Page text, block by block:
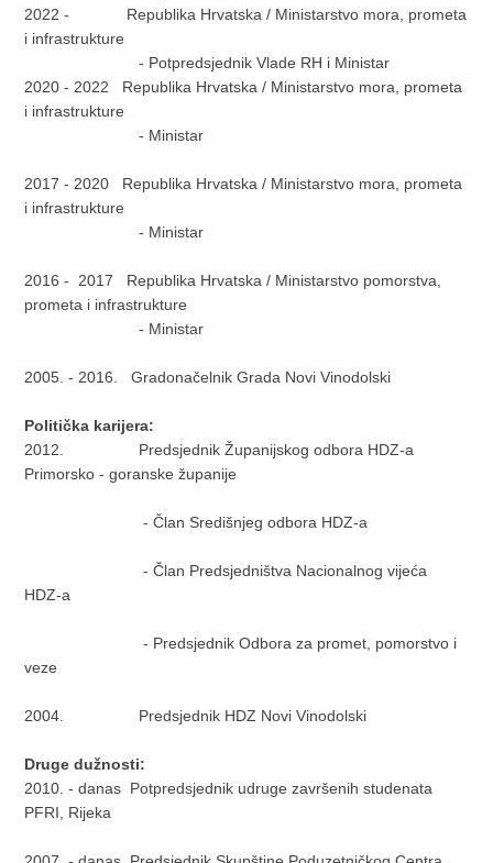
2022 - Republika Hrvatska / Ministarstvo mora, prometa
i infrastrukture
- Potpredsjednik Vlade RH i Ministar
2020 - 2022 Republika Hrvatska / Ministarstvo mora, prometa
i infrastrukture
- Ministar
2017 - 2020 Republika Hrvatska / Ministarstvo mora, prometa
i infrastrukture
- Ministar
2016 - 2017 Republika Hrvatska / Ministarstvo pomorstva,
prometa i infrastrukture
- Ministar
2005. - 2016. Gradonačelnik Grada Novi Vinodolski
Politička karijera:
2012. Predsjednik Županijskog odbora HDZ-a
Primorsko - goranske županije
- Član Središnjeg odbora HDZ-a
- Član Predsjedništva Nacionalnog vijeća
HDZ-a
- Predsjednik Odbora za promet, pomorstvo i
veze
2004. Predsjednik HDZ Novi Vinodolski
Druge dužnosti:
2010. - danas Potpredsjednik udruge završenih studenata
PFRI, Rijeka